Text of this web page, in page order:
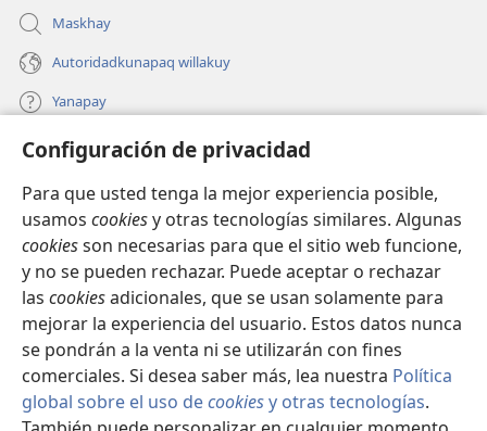
Configuración de privacidad
Para que usted tenga la mejor experiencia posible,
usamos cookiesy otras tecnologías similares. Algunas
cookiesson necesarias para que el sitio web funcione,
y no se pueden rechazar. Puede aceptar o rechazar
las cookiesadicionales, que se usan solamente para
mejorar la experiencia del usuario. Estos datos nunca
se pondrán a la venta ni se utilizarán con fines
comerciales. Si desea saber más, lea nuestra Política
global sobre el uso decookiesy otras tecnologías.
Maskhay
Autoridadkunapaq willakuy
Yanapay
Donacionta churanapaq
una
nueva
ventana)
INTERNETPI QELQANCHISKUNA Watchtower™
(abre
una
nueva
ventana)
JW Hub
(abre
una
nueva
ventana)
JW Library ®
Copyright© 2026 Watch Tower Bible and Tract Society of Pennsylvania.